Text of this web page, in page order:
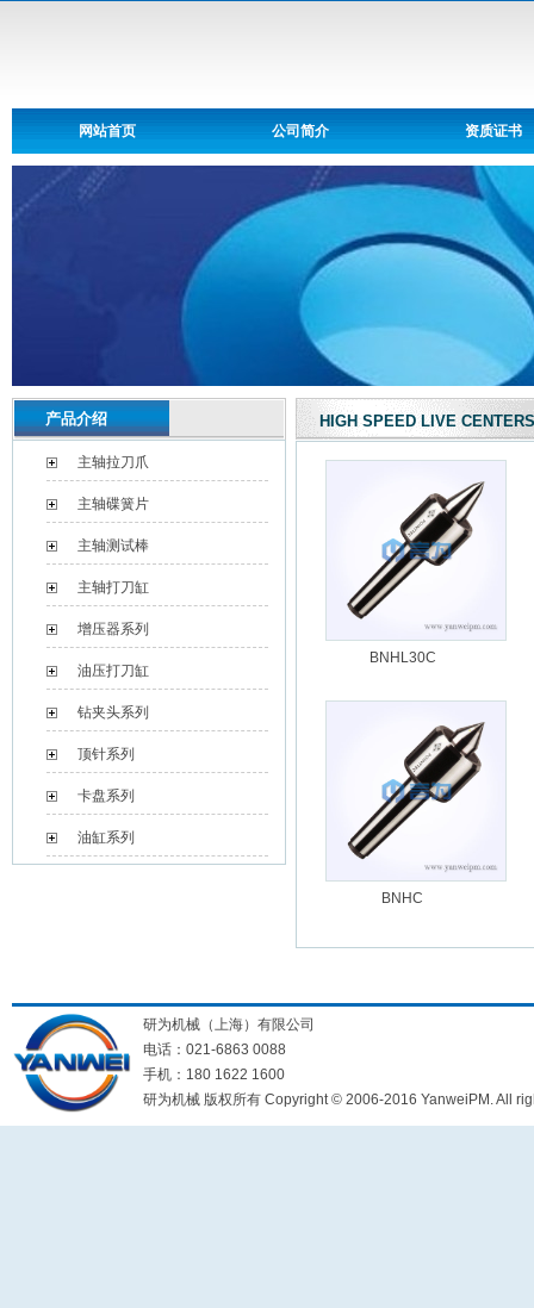
网站首页 公司简介 资质证书
HIGH SPEED LIVE CENTERS
BNHL30C
BNHC
产品介绍
主轴拉刀爪
主轴碟簧片
主轴测试棒
主轴打刀缸
增压器系列
油压打刀缸
钻夹头系列
顶针系列
卡盘系列
油缸系列
研为机械（上海）有限公司
电话：021-6863 0088
手机：180 1622 1600
研为机械 版权所有 Copyright © 2006-2016 YanweiPM. All